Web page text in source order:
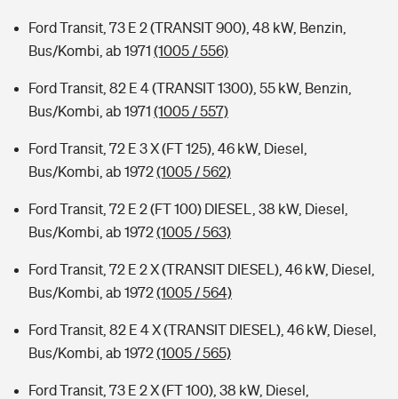
Ford Transit, 73 E 2 (TRANSIT 900), 48 kW, Benzin,
Bus/Kombi, ab 1971 (1005 / 556)
Ford Transit, 82 E 4 (TRANSIT 1300), 55 kW, Benzin,
Bus/Kombi, ab 1971 (1005 / 557)
Ford Transit, 72 E 3 X (FT 125), 46 kW, Diesel,
Bus/Kombi, ab 1972(1005 / 562)
Ford Transit, 72 E 2 (FT 100) DIESEL, 38 kW, Diesel,
Bus/Kombi, ab 1972(1005 / 563)
Ford Transit, 72 E 2 X (TRANSIT DIESEL), 46 kW, Diesel,
Bus/Kombi, ab 1972(1005 / 564)
Ford Transit, 82 E 4 X (TRANSIT DIESEL), 46 kW, Diesel,
Bus/Kombi, ab 1972(1005 / 565)
Ford Transit, 73 E 2 X (FT 100), 38 kW, Diesel,